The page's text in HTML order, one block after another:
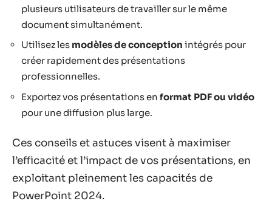
plusieurs utilisateurs de travailler sur le même
document simultanément.
Utilisez les modèles de conception intégrés pour
créer rapidement des présentations
professionnelles.
Exportez vos présentations en format PDF ou vidéo
pour une diffusion plus large.
Ces conseils et astuces visent à maximiser
l’efficacité et l’impact de vos présentations, en
exploitant pleinement les capacités de
PowerPoint 2024.